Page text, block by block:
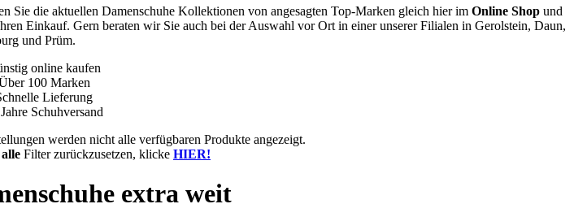
Sie die aktuellen Damenschuhe Kollektionen von angesagten Top-Marken gleich hier im Online Shopund
Einkauf. Gern beraten wir Sie auch bei der Auswahl vor Ort in einer unserer Filialen in Gerolstein, Daun,
und Prüm.
online kaufen
100 Marken
Lieferung
Schuhversand
werden nicht alle verfügbaren Produkte angezeigt.
alle Filter zurückzusetzen, klicke HIER!
extra weit